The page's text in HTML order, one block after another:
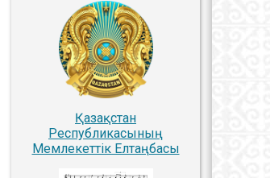
Қазақстан
Республикасының
Мемлекеттiк Елтаңбасы